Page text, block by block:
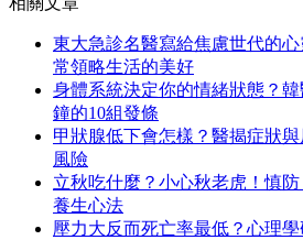
東大急診名醫寫給焦慮世代的
常領略生活的美好
身體系統決定你的情緒狀態？
鐘的10組發條
甲狀腺低下會怎樣？醫揭症狀
風險
立秋吃什麼？小心秋老虎！慎
養生心法
壓力大反而死亡率最低？心理